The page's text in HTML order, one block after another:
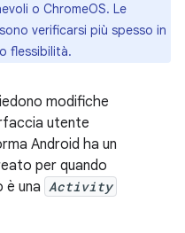
o ChromeOS. Le
verificarsi più spesso in
flessibilità.
modifiche
utente
Android ha un
per quando
è una Activity